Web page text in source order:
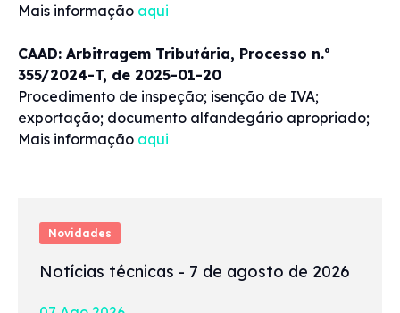
Novidades
Notícias técnicas - 7 de agosto de 2026
Mais informação aqui
CAAD: Arbitragem Tributária, Processo n.º
355/2024-T, de 2025-01-20
Procedimento de inspeção; isenção de IVA;
exportação; documento alfandegário apropriado;
Mais informação aqui